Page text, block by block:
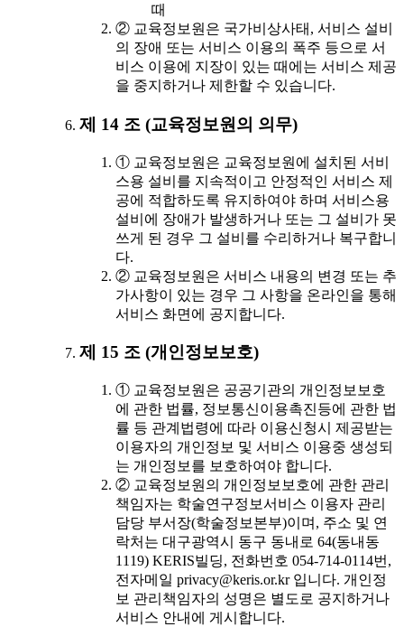
때
② 교육정보원은 국가비상사태, 서비스 설비
의 장애 또는 서비스 이용의 폭주 등으로 서
비스 이용에 지장이 있는 때에는 서비스 제공
을 중지하거나 제한할 수 있습니다.
제 14 조 (교육정보원의 의무)
① 교육정보원은 교육정보원에 설치된 서비
스용 설비를 지속적이고 안정적인 서비스 제
공에 적합하도록 유지하여야 하며 서비스용
설비에 장애가 발생하거나 또는 그 설비가 못
쓰게 된 경우 그 설비를 수리하거나 복구합니
다.
② 교육정보원은 서비스 내용의 변경 또는 추
가사항이 있는 경우 그 사항을 온라인을 통해
서비스 화면에 공지합니다.
제 15 조 (개인정보보호)
① 교육정보원은 공공기관의 개인정보보호
에 관한 법률, 정보통신이용촉진등에 관한 법
률 등 관계법령에 따라 이용신청시 제공받는
이용자의 개인정보 및 서비스 이용중 생성되
는 개인정보를 보호하여야 합니다.
② 교육정보원의 개인정보보호에 관한 관리
책임자는 학술연구정보서비스 이용자 관리
담당 부서장(학술정보본부)이며, 주소 및 연
락처는 대구광역시 동구 동내로 64(동내동
1119) KERIS빌딩, 전화번호 054-714-0114번,
전자메일 privacy@keris.or.kr 입니다. 개인정
보 관리책임자의 성명은 별도로 공지하거나
서비스 안내에 게시합니다.